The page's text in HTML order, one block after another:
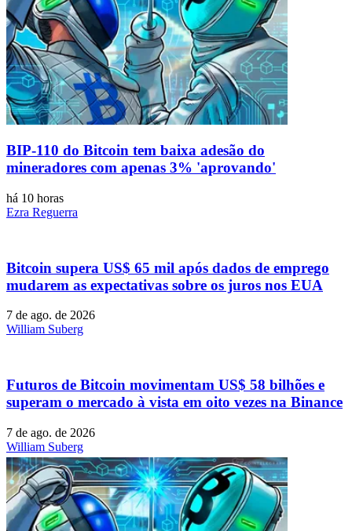
BIP-110 do Bitcoin tem baixa adesão do
mineradores com apenas 3% 'aprovando'
há 10 horas
Ezra Reguerra
Bitcoin supera US$ 65 mil após dados de emprego
mudarem as expectativas sobre os juros nos EUA
7 de ago. de 2026
William Suberg
Futuros de Bitcoin movimentam US$ 58 bilhões e
superam o mercado à vista em oito vezes na Binance
7 de ago. de 2026
William Suberg